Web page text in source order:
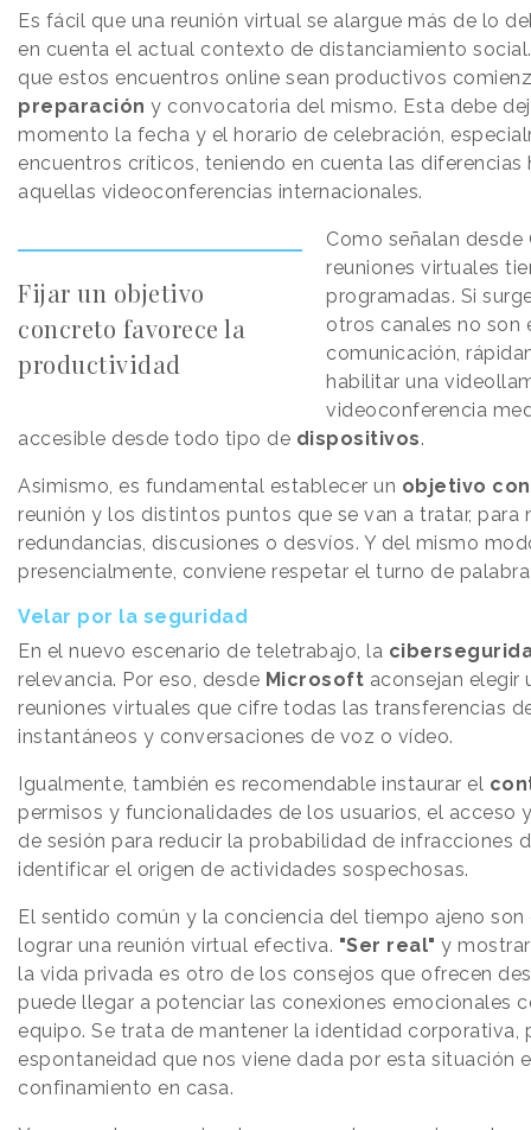
Es fácil que una reunión virtual se alargue más de lo
en cuenta el actual contexto de distanciamiento
que estos encuentros online sean productivos
preparación y convocatoria del mismo. Esta debe
momento la fecha y el horario de celebración,
encuentros críticos, teniendo en cuenta las diferencias
aquellas videoconferencias internacionales.
Fijar un objetivo
concreto favorece la
productividad
Como señalan
reuniones virtuales
programadas. Si
otros canales no son
comunicación,
habilitar una
videoconferencia
accesible desde todo tipo de dispositivos.
Asimismo, es fundamental establecer un objetivo
reunión y los distintos puntos que se van a tratar, para
redundancias, discusiones o desvíos. Y del mismo
presencialmente, conviene respetar el turno de
Velar por la seguridad
En el nuevo escenario de teletrabajo, la
relevancia. Por eso, desde Microsoft aconsejan elegir
reuniones virtuales que cifre todas las transferencias
instantáneos y conversaciones de voz o vídeo.
Igualmente, también es recomendable instaurar el
permisos y funcionalidades de los usuarios, el acceso
de sesión para reducir la probabilidad de infracciones
identificar el origen de actividades sospechosas.
El sentido común y la conciencia del tiempo ajeno son
lograr una reunión virtual efectiva. "Ser real" y
la vida privada es otro de los consejos que ofrecen
puede llegar a potenciar las conexiones emocionales
equipo. Se trata de mantener la identidad corporativa,
espontaneidad que nos viene dada por esta situación
confinamiento en casa.